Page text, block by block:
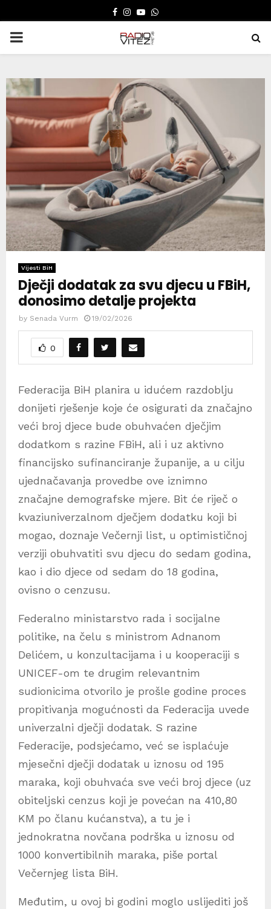
FACEBOOK
INSTAGRAM
YOUTUBE
WHATSAPP
PRIMARY
Vijesti BiH
Dječji dodatak za svu djecu u FBiH,
donosimo detalje projekta
by Senada Vurm 19/02/2026
0
Federacija BiH planira u idućem razdoblju
donijeti rješenje koje će osigurati da značajno
veći broj djece bude obuhvaćen dječjim
dodatkom s razine FBiH, ali i uz aktivno
financijsko sufinanciranje županije, a u cilju
ujednačavanja provedbe ove iznimno
značajne demografske mjere. Bit će riječ o
kvaziuniverzalnom dječjem dodatku koji bi
mogao, doznaje Večernji list, u optimističnoj
verziji obuhvatiti svu djecu do sedam godina,
kao i dio djece od sedam do 18 godina,
ovisno o cenzusu.
Federalno ministarstvo rada i socijalne
politike, na čelu s ministrom Adnanom
Delićem, u konzultacijama i u kooperaciji s
UNICEF-om te drugim relevantnim
sudionicima otvorilo je prošle godine proces
propitivanja mogućnosti da Federacija uvede
univerzalni dječji dodatak. S razine
Federacije, podsjećamo, već se isplaćuje
mjesečni dječji dodatak u iznosu od 195
maraka, koji obuhvaća sve veći broj djece (uz
obiteljski cenzus koji je povećan na 410,80
KM po članu kućanstva), a tu je i
jednokratna novčana podrška u iznosu od
1000 konvertibilnih maraka, piše portal
Večernjeg lista BiH.
Međutim, u ovoj bi godini moglo uslijediti još